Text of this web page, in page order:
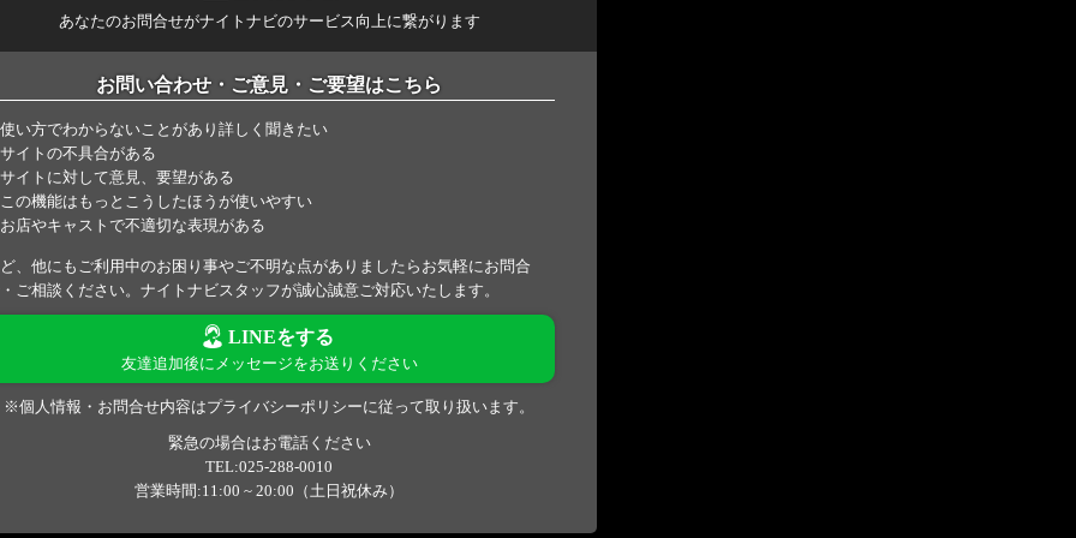
あなたのお問合せがナイトナビのサービス向上に繋がります
お問い合わせ・ご意見・ご要望はこちら
使い方でわからないことがあり詳しく聞きたい
サイトの不具合がある
サイトに対して意見、要望がある
この機能はもっとこうしたほうが使いやすい
お店やキャストで不適切な表現がある
、他にもご利用中のお困り事やご不明な点がありましたらお気軽にお問合
ご相談ください。ナイトナビスタッフが誠心誠意ご対応いたします。
LINEをする
友達追加後にメッセージをお送りください
※個人情報・お問合せ内容はプライバシーポリシーに従って取り扱います。
緊急の場合はお電話ください
TEL:025-288-0010
営業時間:11:00 ~ 20:00（土日祝休み）